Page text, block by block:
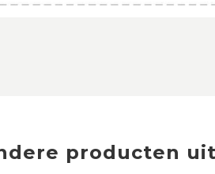
producten